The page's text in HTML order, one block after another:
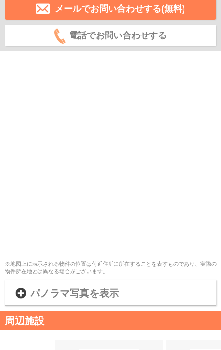
メールでお問い合わせする(無料)
電話でお問い合わせする
※地図上に表示される物件の位置は付近住所に所在することを表すものであり、実際の
物件所在地とは異なる場合がございます。
パノラマ写真を表示
周辺施設